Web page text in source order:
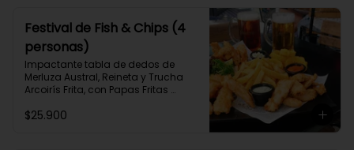
Festival de Fish & Chips (4
personas)
Impactante tabla de dedos de
Merluza Austral, Reineta y Trucha
Arcoirís Frita, con Papas Fritas
salsas caseras a elección, para 3 o
$25.900